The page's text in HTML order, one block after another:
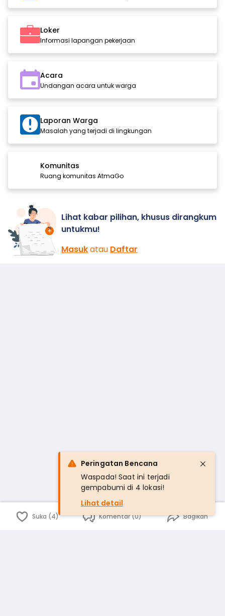
Loker
Informasi lapangan pekerjaan
Acara
Undangan acara untuk warga
Laporan Warga
Masalah yang terjadi di lingkungan
Komunitas
Ruang komunitas AtmaGo
Lihat kabar pilihan, khusus dirangkum
untukmu!
Masukatau Daftar
Suka (4) Komentar (0) Bagikan
Peringatan Bencana
Waspada! Saat ini terjadi
gempabumi di 4 lokasi!
Lihat detail